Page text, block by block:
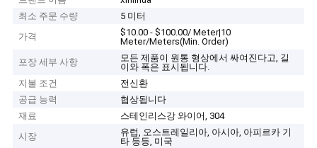
최소 주문 수량
5 미터
가격
$10.00 - $100.00/ Meter|10
Meter/Meters(Min. Order)
포장 세부 사항
모든 제품이 원통 형상에서 싸여진다고, 길
이와 폭은 표시됩니다.
지불 조건
전신환
공급 능력
협상됩니다
재료
스테인리스강 와이어, 304
시장
유럽, 오스트레일리아, 아시아, 아피르카 기
타 등등, 미국